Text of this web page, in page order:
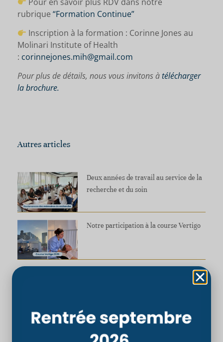
rubrique “Formation Continue”
Inscription à la formation : Corinne Jones au
Molinari Institute of Health
: corinnejones.mih@gmail.com
Pour plus de détails, nous vous invitons àtélécharger
la brochure.
Autres articles
Deux années de travail au service de la
recherche et du soin
Notre participation à la course Vertigo
Ostéopathe et sportive de haut niveau,
3 conseils pour réussir votre admission
au CSO Paris